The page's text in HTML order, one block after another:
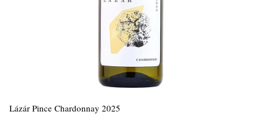
Lázár Pince Chardonnay 2025